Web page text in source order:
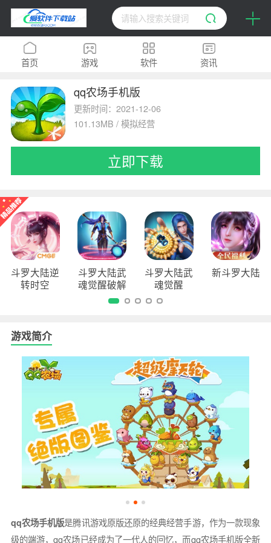
首页 游戏 软件 资讯
排行榜 专题
qq农场手机版
更新时间：2021-12-06
101.13MB / 模拟经营
立即下载
斗罗大陆逆
转时空
斗罗大陆武
魂觉醒破解
斗罗大陆武
魂觉醒
新斗罗大陆
游戏简介
qq农场手机版是腾讯游戏原版还原的经典经营手游，作为一款现象
级的端游，qq农场已经成为了一代人的回忆，而qq农场手机版全新